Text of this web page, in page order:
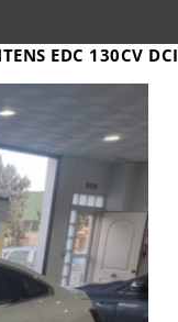
EDC 130CV DCI